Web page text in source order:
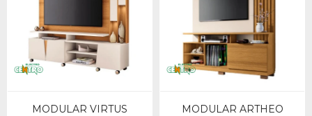
MODULAR VIRTUS
MODULAR ARTHEO